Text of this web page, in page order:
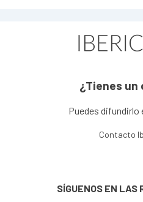
¿Tienes un
Puedes
Contacto
SÍGUENOS EN LAS